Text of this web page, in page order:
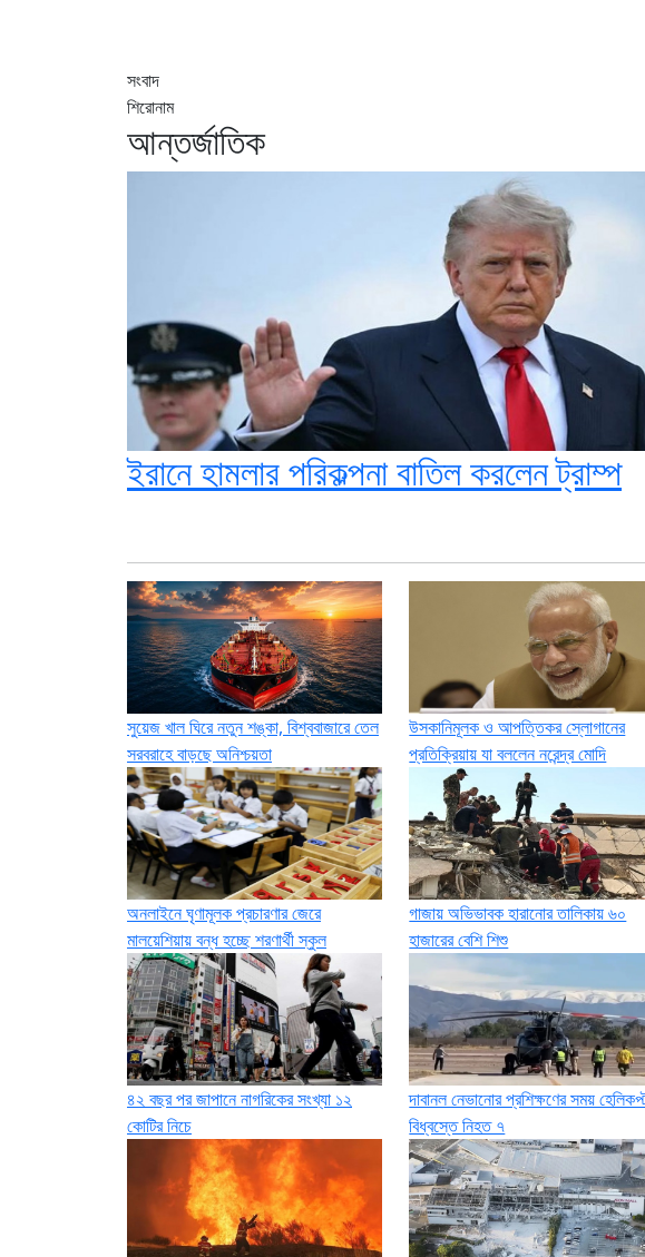
সংবাদ
শিরোনাম
আন্তর্জাতিক
ইরানে হামলার পরিকল্পনা বাতিল করলেন ট্রাম্প
সুয়েজ খাল ঘিরে নতুন শঙ্কা, বিশ্ববাজারে তেল
সরবরাহে বাড়ছে অনিশ্চয়তা
উসকানিমূলক ও আপত্তিকর স্লোগানের
প্রতিক্রিয়ায় যা বললেন নরেন্দ্র মোদি
অনলাইনে ঘৃণামূলক প্রচারণার জেরে
মালয়েশিয়ায় বন্ধ হচ্ছে শরণার্থী স্কুল
গাজায় অভিভাবক হারানোর তালিকায় ৬০
হাজারের বেশি শিশু
৪২ বছর পর জাপানে নাগরিকের সংখ্যা ১২
কোটির নিচে
দাবানল নেভানোর প্রশিক্ষণের সময়
বিধ্বস্তে নিহত ৭